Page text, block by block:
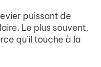
puissant de
Le plus souvent,
qu'il touche à la